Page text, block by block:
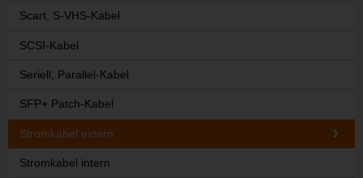
Scart, S-VHS-Kabel
SCSI-Kabel
Seriell, Parallel-Kabel
SFP+ Patch-Kabel
Stromkabel extern
Stromkabel intern